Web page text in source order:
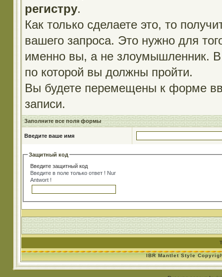
регистру.
Как только сделаете это, то
вашего запроса. Это нужно для
именно вы, а не злоумышленник. В
по которой вы должны пройти.
Вы будете перемещены к форме
записи.
Заполните все поля формы
Введите ваше имя
Защитный код
Введите защитный код
Введите в поле только ответ ! Nur
Antwort !
IBR Mantlet Style